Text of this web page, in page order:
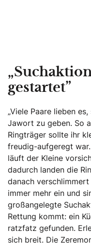
gestartet”
„Viele Paare lieben
Jawort zu geben. So
Ringträger sollte ihr
freudig-aufgeregt
läuft der Kleine
dadurch landen die
danach
immer mehr ein und
großangelegte
Rettung kommt: ein
ratzfatz gefunden.
sich breit. Die